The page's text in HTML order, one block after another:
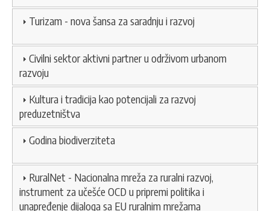
Turizam - nova šansa za saradnju i razvoj
Civilni sektor aktivni partner u održivom urbanom
razvoju
Kultura i tradicija kao potencijali za razvoj
preduzetništva
Godina biodiverziteta
RuralNet - Nacionalna mreža za ruralni razvoj,
instrument za učešće OCD u pripremi politika i
unapređenje dijaloga sa EU ruralnim mrežama